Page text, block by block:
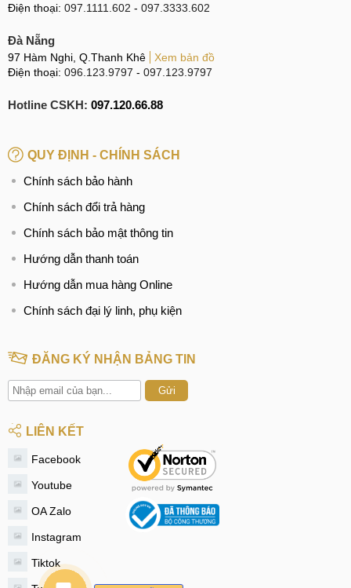
Điện thoại: 097.1111.602 - 097.3333.602
Đà Nẵng
97 Hàm Nghi, Q.Thanh Khê
Xem bản đồ
Điện thoại: 096.123.9797 - 097.123.9797
Hotline CSKH: 097.120.66.88
QUY ĐỊNH - CHÍNH SÁCH
Chính sách bảo hành
Chính sách đổi trả hàng
Chính sách bảo mật thông tin
Hướng dẫn thanh toán
Hướng dẫn mua hàng Online
Chính sách đại lý linh, phụ kiện
ĐĂNG KÝ NHẬN BẢNG TIN
Gửi
LIÊN KẾT
Facebook
Youtube
OA Zalo
Instagram
Tiktok